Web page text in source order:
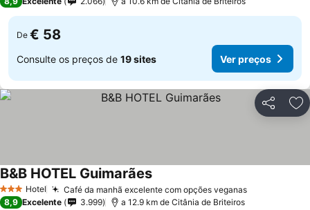
De € 58
Consulte os preços de 19 sites Ver preços
Partilhar
3 EstrelasHotel Café da manhã excelente com opções veganas
B&B HOTEL Guimarães
8,9 Excelente 3.999 a 12.9 km de Citânia de Briteiros